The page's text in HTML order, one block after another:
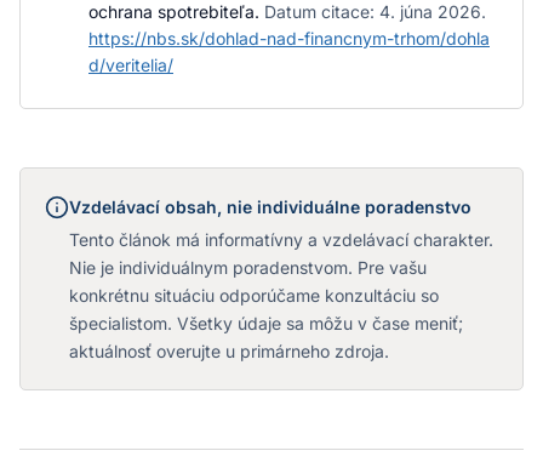
ochrana spotrebiteľa. Datum citace: 4. júna 2026.
https://nbs.sk/dohlad-nad-financnym-trhom/dohla
d/veritelia/
Vzdelávací obsah, nie individuálne poradenstvo
Tento článok má informatívny a vzdelávací charakter.
Nie je individuálnym poradenstvom. Pre vašu
konkrétnu situáciu odporúčame konzultáciu so
špecialistom. Všetky údaje sa môžu v čase meniť;
aktuálnosť overujte u primárneho zdroja.